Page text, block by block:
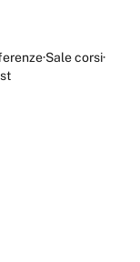
·Sale corsi·